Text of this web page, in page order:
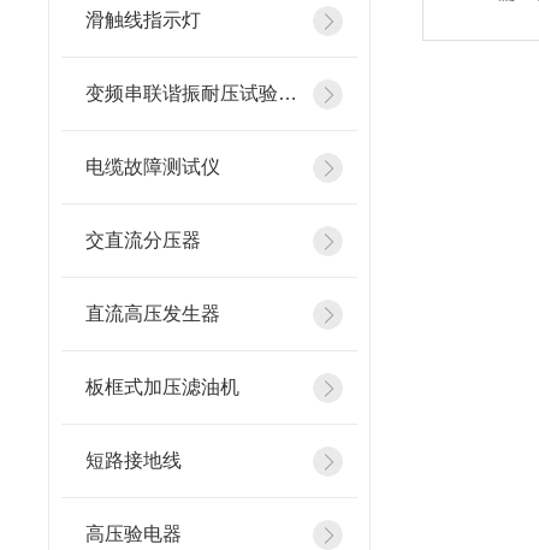
滑触线指示灯
变频串联谐振耐压试验装置
电缆故障测试仪
交直流分压器
直流高压发生器
板框式加压滤油机
短路接地线
高压验电器